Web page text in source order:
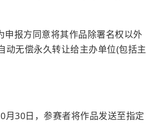
报方同意将其作品除署名权以外
动无偿永久转让给主办单位(包括主
30日，参赛者将作品发送至指定